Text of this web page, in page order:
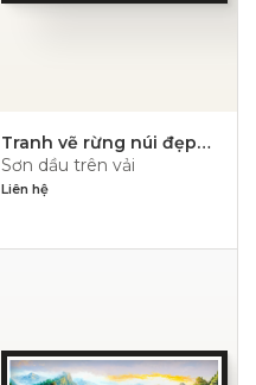
Tranh vẽ rừng núi đẹp
nhất- PN1130
Sơn dầu trên vải
Liên hệ